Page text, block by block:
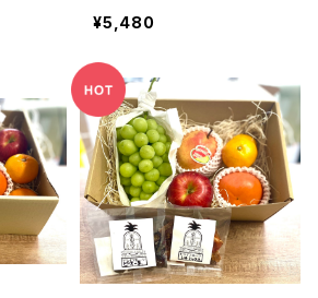
厳選！旬のフルーツ詰め合
わせ＆ドライフルーツ定期便
セット】
¥5,480